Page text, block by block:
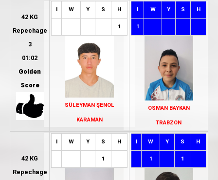
42 KG
Repechage
3
01:02
Golden
Score
I W Y S H
1
SÜLEYMAN ŞENOL
KARAMAN
I W Y S H
1
OSMAN BAYKAN
TRABZON
42 KG
Repechage
I W Y S H
1
I W Y S H
1 1